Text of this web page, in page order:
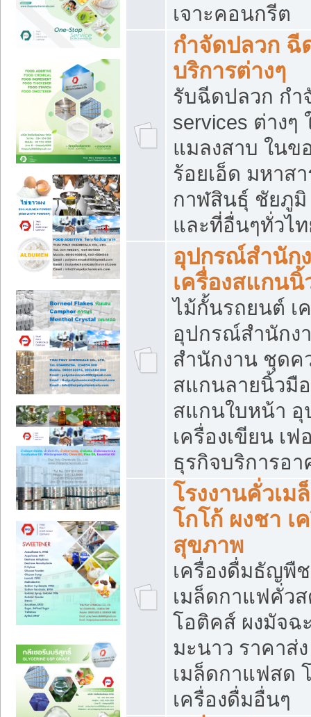
เจาะคอนกรีต
กำจัดปลวก ฉี
บริการต่างๆ
รับฉีดปลวก กำ
services ต่าง
แมลงสาบ ใน
ร้อยเอ็ด มหาส
กาฬสินธุ์ ชัยภู
และที่อื่นๆทั่วไ
อุปกรณ์สำนัก
เครื่องสแกนนิ้
ไม้กั้นรถยนต์ เ
อุปกรณ์สำนักง
สำนักงาน ชุดค
สแกนลายนิ้วมื
สแกนใบหน้า
เครื่องเขียน เ
ธุรกิจบริการอ
โรงงานคั่วเม
โกโก้ ผงชา เ
สุขภาพ
เครื่องดื่มธัญพื
เมล็ดกาแฟคั่ว
โอติคส์ ผงมัจฉ
มะนาว ราคาส่
เมล็ดกาแฟสด
เครื่องดื่มอื่นๆ